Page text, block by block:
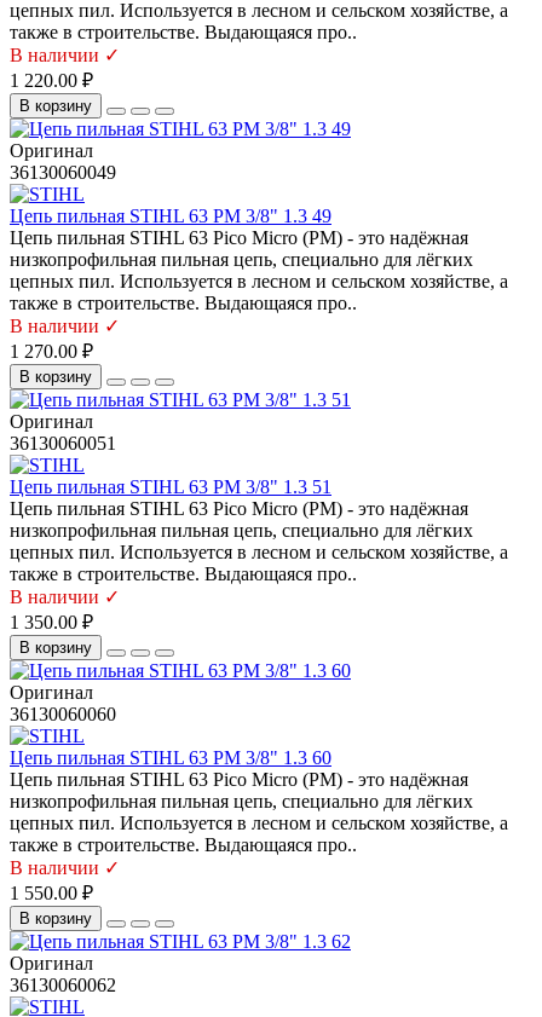
цепных пил. Используется в лесном и сельском хозяйстве, а
также в строительстве. Выдающаяся про..
В наличии ✓
1 220.00 ₽
В корзину
Оригинал
36130060049
Цепь пильная STIHL 63 PM 3/8" 1.3 49
Цепь пильная STIHL 63 Pico Micro (PM) - это надёжная
низкопрофильная пильная цепь, специально для лёгких
цепных пил. Используется в лесном и сельском хозяйстве, а
также в строительстве. Выдающаяся про..
В наличии ✓
1 270.00 ₽
В корзину
Оригинал
36130060051
Цепь пильная STIHL 63 PM 3/8" 1.3 51
Цепь пильная STIHL 63 Pico Micro (PM) - это надёжная
низкопрофильная пильная цепь, специально для лёгких
цепных пил. Используется в лесном и сельском хозяйстве, а
также в строительстве. Выдающаяся про..
В наличии ✓
1 350.00 ₽
В корзину
Оригинал
36130060060
Цепь пильная STIHL 63 PM 3/8" 1.3 60
Цепь пильная STIHL 63 Pico Micro (PM) - это надёжная
низкопрофильная пильная цепь, специально для лёгких
цепных пил. Используется в лесном и сельском хозяйстве, а
также в строительстве. Выдающаяся про..
В наличии ✓
1 550.00 ₽
В корзину
Оригинал
36130060062